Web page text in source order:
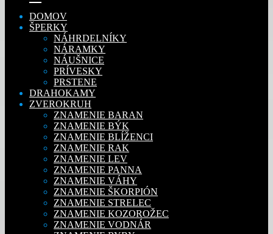
DOMOV
ŠPERKY
NÁHRDELNÍKY
NÁRAMKY
NÁUŠNICE
PRÍVESKY
PRSTENE
DRAHOKAMY
ZVEROKRUH
ZNAMENIE BARAN
ZNAMENIE BÝK
ZNAMENIE BLÍŽENCI
ZNAMENIE RAK
ZNAMENIE LEV
ZNAMENIE PANNA
ZNAMENIE VÁHY
ZNAMENIE ŠKORPIÓN
ZNAMENIE STRELEC
ZNAMENIE KOZOROŽEC
ZNAMENIE VODNÁR